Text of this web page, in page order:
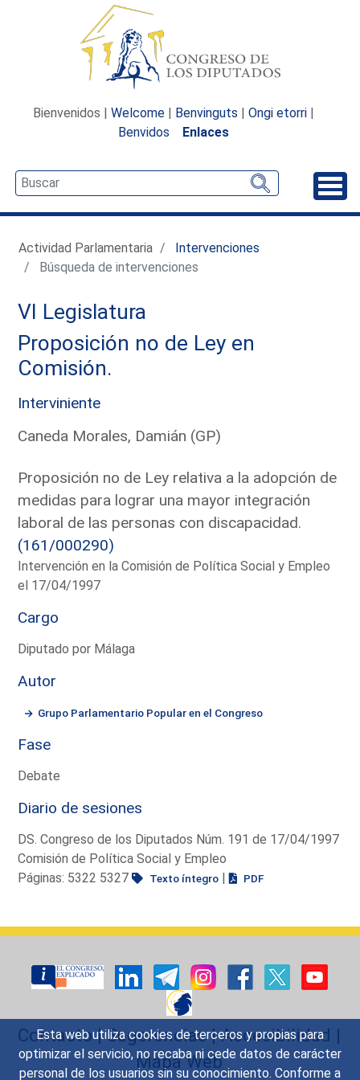
Esta web utiliza cookies de terceros y propias para
optimizar el servicio, no recaba ni cede datos de carácter
personal de los usuarios sin su conocimiento. Conforme a
Bienvenidos | Welcome | Benvinguts | Ongi etorri |
Benvidos
Enlaces
Actividad Parlamentaria
Intervenciones
Búsqueda de intervenciones
VI Legislatura
Proposición no de Ley en
Comisión.
Interviniente
Caneda Morales, Damián (GP)
Proposición no de Ley relativa a la adopción de
medidas para lograr una mayor integración
laboral de las personas con discapacidad.
(161/000290)
Intervención en la Comisión de Política Social y Empleo
el 17/04/1997
Cargo
Diputado por Málaga
Autor
Grupo Parlamentario Popular en el Congreso
Fase
Debate
Diario de sesiones
DS. Congreso de los Diputados Núm. 191 de 17/04/1997
Comisión de Política Social y Empleo
Páginas: 5322 5327
Texto íntegro | PDF
Contacto|Sugerencias|Accesibilidad |
Mapa Web